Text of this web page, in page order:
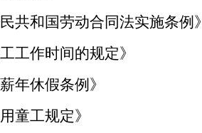
共和国劳动合同法实施条例》
工作时间的规定》
年休假条例》
童工规定》